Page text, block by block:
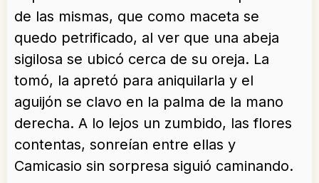
de las mismas, que como maceta se
quedo petrificado, al ver que una abeja
sigilosa se ubicó cerca de su oreja. La
tomó, la apretó para aniquilarla y el
aguijón se clavo en la palma de la mano
derecha. A lo lejos un zumbido, las flores
contentas, sonreían entre ellas y
Camicasio sin sorpresa siguió caminando.